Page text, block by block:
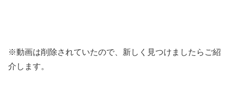
※動画は削除されていたので、新しく見つけましたらご紹
介します。